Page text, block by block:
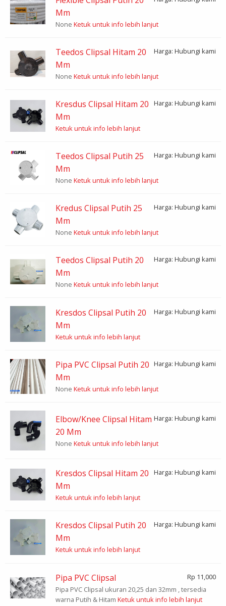
Mm
None Ketuk untuk info lebih lanjut
Teedos Clipsal Hitam 20
Mm
Harga: Hubungi kami
None Ketuk untuk info lebih lanjut
Kresdus Clipsal Hitam 20
Mm
Harga: Hubungi kami
Ketuk untuk info lebih lanjut
Teedos Clipsal Putih 25
Mm
Harga: Hubungi kami
None Ketuk untuk info lebih lanjut
Kredus Clipsal Putih 25
Mm
Harga: Hubungi kami
None Ketuk untuk info lebih lanjut
Teedos Clipsal Putih 20
Mm
Harga: Hubungi kami
None Ketuk untuk info lebih lanjut
Kresdos Clipsal Putih 20
Mm
Harga: Hubungi kami
Ketuk untuk info lebih lanjut
Pipa PVC Clipsal Putih 20
Mm
Harga: Hubungi kami
None Ketuk untuk info lebih lanjut
Elbow/Knee Clipsal Hitam
20 Mm
Harga: Hubungi kami
None Ketuk untuk info lebih lanjut
Kresdos Clipsal Hitam 20
Mm
Harga: Hubungi kami
Ketuk untuk info lebih lanjut
Kresdos Clipsal Putih 20
Mm
Harga: Hubungi kami
Ketuk untuk info lebih lanjut
Pipa PVC Clipsal
Rp 11,000
Pipa PVC Clipsal ukuran 20,25 dan 32mm , tersedia
warna Putih & Hitam Ketuk untuk info lebih lanjut